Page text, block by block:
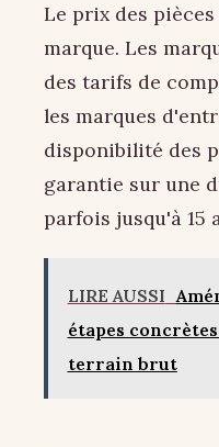
Le prix des
marque. Les
des tarifs de
les marques
disponibilité des
garantie sur une
parfois jusqu'à 15
LIRE AUSSI
étapes
terrain brut